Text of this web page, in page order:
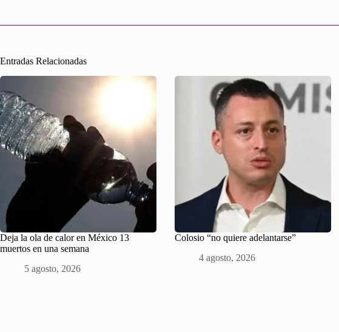
Entradas Relacionadas
Deja la ola de calor en México 13
muertos en una semana
5 agosto, 2026
Colosio “no quiere adelantarse”
4 agosto, 2026